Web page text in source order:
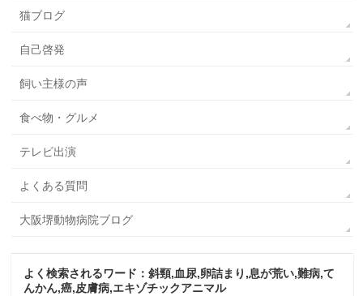
猫ブログ
自己啓発
飼い主様の声
食べ物・グルメ
テレビ出演
よくある質問
大阪堺動物病院ブログ
よく検索されるワード：斜頸,血尿,卵詰まり,息が荒い,難病,て
んかん,癌,皮膚病,エキゾチックアニマル